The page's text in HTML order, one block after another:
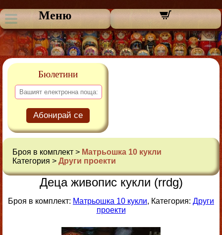
Меню
Бюлетини
Абонирай се
Броя в комплект > Матрьошка 10 кукли
Категория > Други проекти
Деца живопис кукли (rrdg)
Броя в комплект: Матрьошка 10 кукли, Категория: Други
проекти